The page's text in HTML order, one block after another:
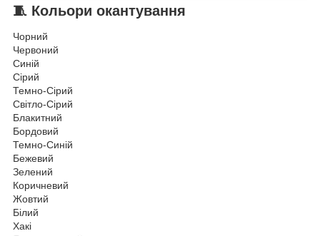
🧵 Кольори окантування
Чорний
Червоний
Синій
Сірий
Темно-Сірий
Світло-Сірий
Блакитний
Бордовий
Темно-Синій
Бежевий
Зелений
Коричневий
Жовтий
Білий
Хакі